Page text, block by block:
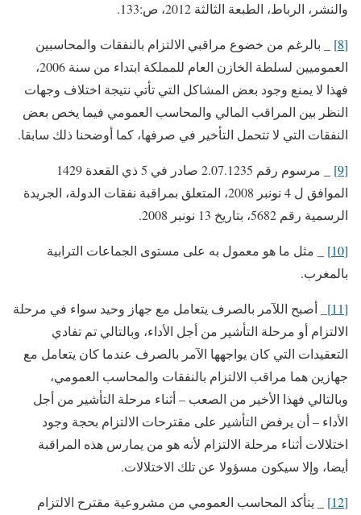
والنشر، الرباط، الطبعة الثالثة 2012، ص:133.
[8]
_ بالرغم من خضوع مراقبي الالتزام بالنفقات والمحاسبين
العموميين لسلطة الخازن العام للمملكة ابتداء من سنة 2006،
فهذا لا يمنع وجود بعض المشاكل التي تأتي نتيجة اختلاف وجهات
النظر بين المراقب المالي والمحاسب العمومي فيما يخص بعض
النفقات التي لا تتحمل التأخير في صرفها، كما أوضحنا ذلك سابقا.
[9]
_ مرسوم رقم 2.07.1235 صادر في 5 ذي القعدة 1429
الموافق ل 4 نونبر 2008، المتعلق بمراقبة نفقات الدولة، الجريدة
الرسمية رقم 5682، بتاريخ 13 نونبر 2008.
[10]
_ مثل ما هو معمول به على مستوى الجماعات الترابية
بالمغرب.
[11]
_ أصبح اللآمر بالصرف يتعامل مع جهاز وحيد سواء في مرحلة
الالتزام أو مرحلة التأشير من أجل الأداء، وبالتالي تم تفادي
التعقيدات التي كان يواجهها الآمر بالصرف عندما كان يتعامل مع
جهازين هما مراقب الالتزام بالنفقات والمحاسب العمومي،
وبالتالي فهذا الأخير من الصعب – أثناء مرحلة التأشير من أجل
الأداء – أن يرفض التأشير على مقترحات الالتزام بحجة وجود
اختلالات أثناء مرحلة الالتزام لأنه هو من يمارس هذه المراقبة
أيضا، وإلا سيكون مسؤولا عن تلك الاختلالات.
[12]
_ يتأكد المحاسب العمومي من مشروعية مقترح الالتزام